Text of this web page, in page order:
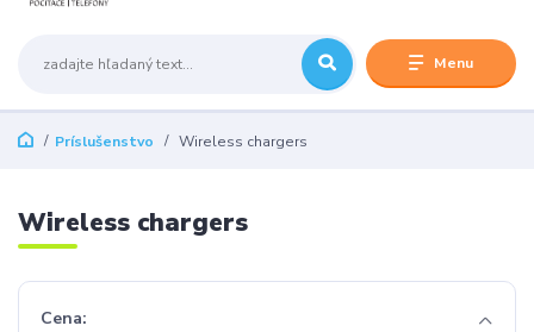
Menu
Príslušenstvo Wireless chargers
Wireless chargers
Cena: